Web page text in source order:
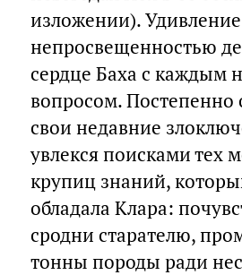
изложении).
непросвещенностью
сердце Баха с каждым
вопросом. Постепенно
свои недавние
увлекся поисками тех
крупиц знаний,
обладала Клара:
сродни старателю,
тонны породы ради